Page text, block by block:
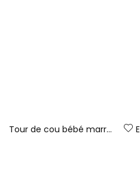
Tour de cou bébé marron à rayures multicolores